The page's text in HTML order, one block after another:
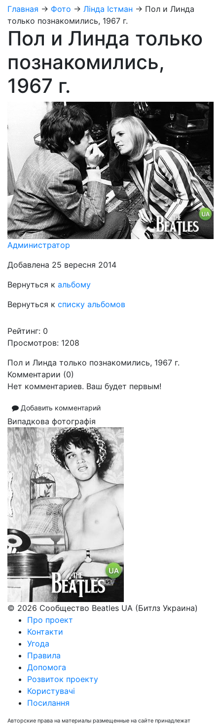
Главная → Фото → Лінда Істман → Пол и Линда
только познакомились, 1967 г.
Пол и Линда только
познакомились,
1967 г.
Администратор
Добавлена 25 вересня 2014
Вернуться к альбому
Вернуться к списку альбомов
Рейтинг: 0
Просмотров: 1208
Пол и Линда только познакомились, 1967 г.
Комментарии (0)
Нет комментариев. Ваш будет первым!
Добавить комментарий
Випадкова фотографія
© 2026 Сообщество Beatles UA (Битлз Украина)
Про проект
Контакти
Угода
Правила
Допомога
Розвиток проекту
Користувачі
Посилання
Авторские права на материалы размещенные на сайте принадлежат